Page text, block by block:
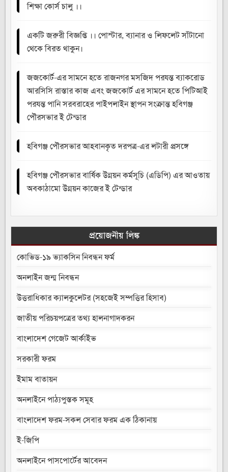
শিক্ষা কোর্স চালু ।।
একটি জরুরী বিজ্ঞপ্তি ।। পোস্টার, ব্যানার ও লিফলেট সাঁটানো
থেকে বিরত থাকুন।
জজকোর্ট-এর সামনে হতে রাজনগর মসজিদ পরযন্ত ব্যাকরোড
আরসিসি রাস্তার কাজ এবং জজকোর্ট এর সামনে হতে পিটিআই
পরযন্ত পানি সরবরাহের পাইপলাইন স্থাপন সংক্রান্ত হবিগঞ্জ
পৌরসভার ই টেন্ডার
হবিগঞ্জ পৌরসভার আহবানকৃত দরপত্র-এর লটারী প্রসঙ্গে
হবিগঞ্জ পৌরসভার বার্ষিক উন্নয়ন কর্মসূচি (এডিপি) এর আওতায়
অবকাঠামো উন্নয়ন কাজের ই টেন্ডার
প্রয়োজনীয় লিঙ্ক
কোভিড-১৯ ভ্যাকসিন নিবন্ধন ফর্ম
অনলাইন জন্ম নিবন্ধন
উত্তরাধিকার ক্যালকুলেটর (সহজেই সম্পত্তির হিসাব)
জাতীয় পরিচয়পত্রের তথ্য হালনাগাদকরন
বাংলাদেশ গেজেট আর্কাইভ
সরকারী ফরম
ইমাম বাতায়ন
অনলাইনে পাঠ্যপুস্তক সমূহ
বাংলাদেশ ফরম-সকল সেবার ফরম এক ঠিকানায়
ই-জিপি
অনলাইনে পাসপোর্টের আবেদন